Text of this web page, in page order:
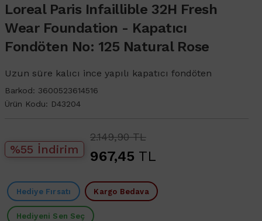
Loreal Paris Infaillible 32H Fresh
Wear Foundation - Kapatıcı
Fondöten No: 125 Natural Rose
Uzun süre kalıcı ince yapılı kapatıcı fondöten
Barkod: 3600523614516
Ürün Kodu: D43204
%55 İndirim
2.149,90 TL
967,45 TL
Hediye Fırsatı Kargo Bedava
Hediyeni Sen Seç